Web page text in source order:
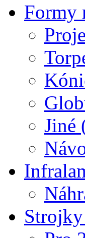
Formy
Jiné